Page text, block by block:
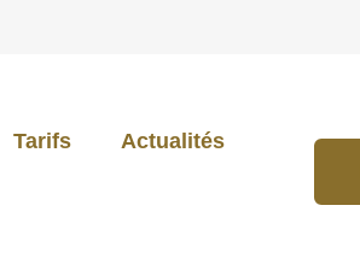
Tarifs Actualités